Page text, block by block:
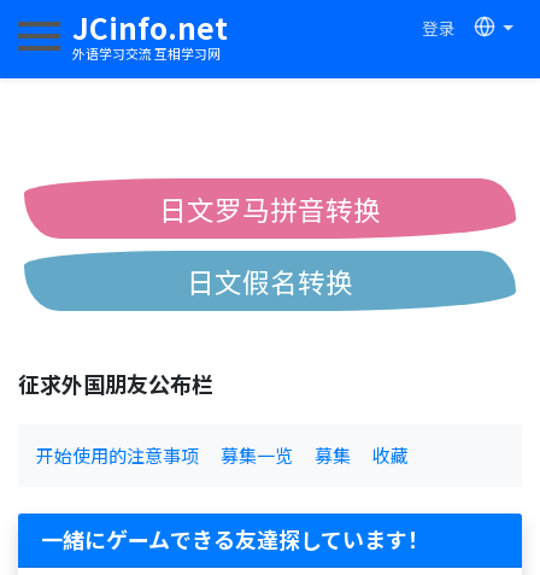
JCinfo.net
外语学习交流 互相学习网
登录
切换导航
日文罗马拼音转换
日文假名转换
征求外国朋友公布栏
开始使用的注意事项 募集一览 募集 收藏
一緒にゲームできる友達探しています！